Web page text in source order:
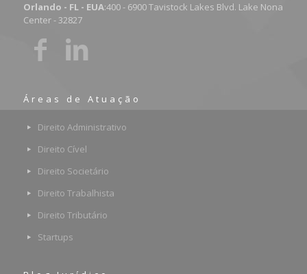
Orlando - FL - EUA:400 - 6900 Tavistock Lakes Blvd. Lake Nona
Center - 32827
Áreas de Atuação
Direito Administrativo
Direito Cível
Direito Societário
Direito Trabalhista
Direito Tributário
Startups